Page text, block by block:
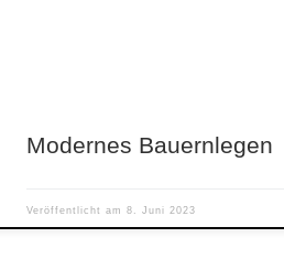
Modernes Bauernlegen
Veröffentlicht am8. Juni 2023